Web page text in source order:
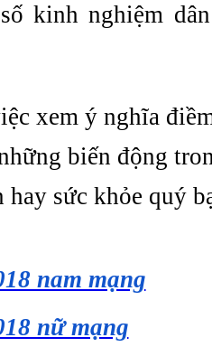
kinh nghiệm
xem ý nghĩa
biến động
sức khỏe quý
nam mạng
nữ mạng